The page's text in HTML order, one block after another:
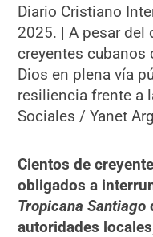
Diario Cristiano
2025. | A pesar
creyentes cubanos
Dios en plena vía
resiliencia frente a
Sociales / Yanet
Cientos de
obligados a
Tropicana Santiago
autoridades